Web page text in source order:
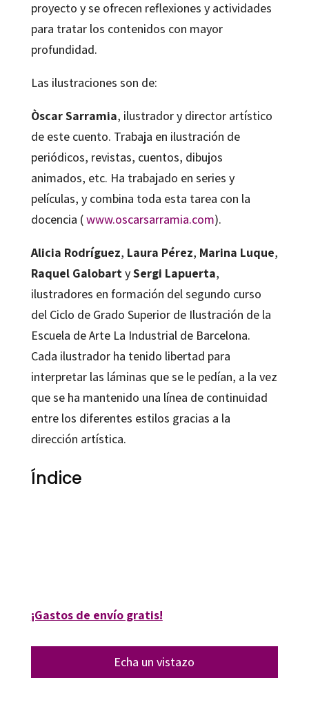
proyecto y se ofrecen reflexiones y actividades
para tratar los contenidos con mayor
profundidad.
Las ilustraciones son de:
Òscar Sarramia, ilustrador y director artístico
de este cuento. Trabaja en ilustración de
periódicos, revistas, cuentos, dibujos
animados, etc. Ha trabajado en series y
películas, y combina toda esta tarea con la
docencia (www.oscarsarramia.com).
Alicia Rodríguez, Laura Pérez, Marina Luque,
Raquel GalobartySergi Lapuerta,
ilustradores en formación del segundo curso
del Ciclo de Grado Superior de Ilustración de la
Escuela de Arte La Industrial de Barcelona.
Cada ilustrador ha tenido libertad para
interpretar las láminas que se le pedían, a la vez
que se ha mantenido una línea de continuidad
entre los diferentes estilos gracias a la
dirección artística.
Índice
¡Gastos de envío gratis!
Echa un vistazo